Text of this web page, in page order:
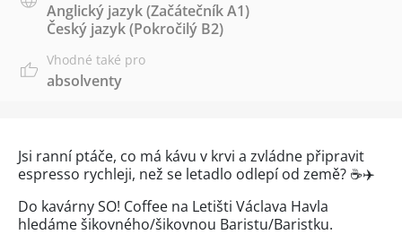
Anglický jazyk(Začátečník A1)
Český jazyk(Pokročilý B2)
Vhodné také pro
absolventy
Jsi ranní ptáče, co má kávu v krvi a zvládne připravit
espresso rychleji, než se letadlo odlepí od země? ☕✈️
Do kavárny SO! Coffee na Letišti Václava Havla
hledáme šikovného/šikovnou Baristu/Baristku.